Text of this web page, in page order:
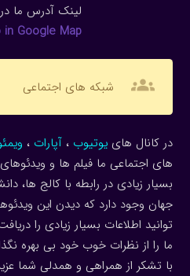
لینک آدرس ما
in Google Map
groups شبکه های اجتماعی
در کانال هاییوتیوب ، آپارات ،
های اجتماعی ما فیلم ها و
بسیار زیادی در رابطه با کالج ها،
جهان وجود دارد که دیدن این
توانید اطلاعات بسیار زیادی را
ما را از نظرات خوب خود بی بهره
با تشکر از همراهی و همدلی شما